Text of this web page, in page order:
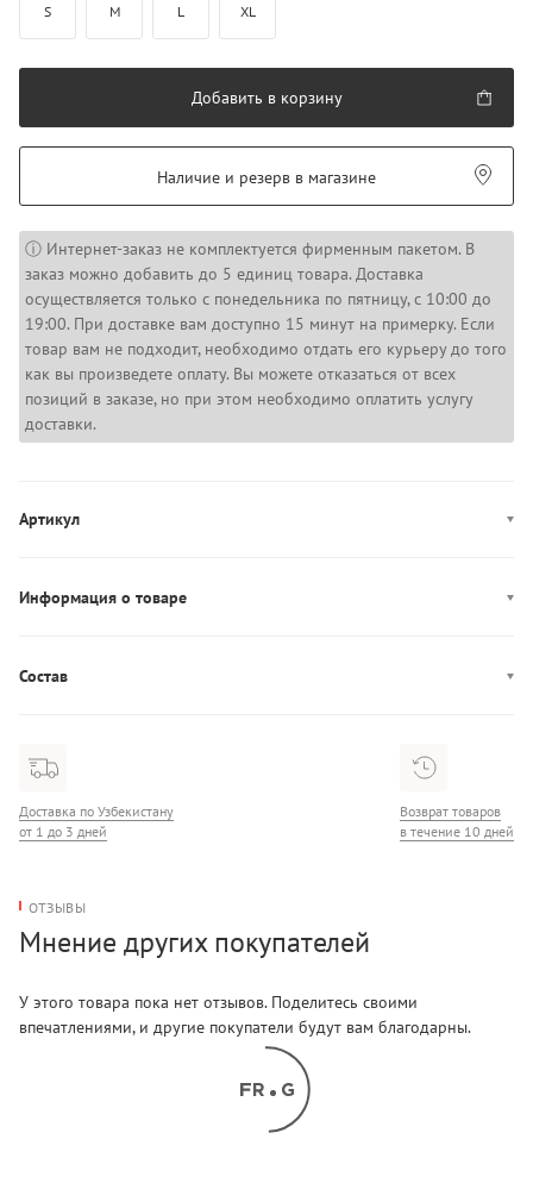
S M L XL
Добавить в корзину
Наличие и резерв в магазине
ⓘ Интернет-заказ не комплектуется фирменным пакетом. В
заказ можно добавить до 5 единиц товара. Доставка
осуществляется только с понедельника по пятницу, с 10:00 до
19:00. При доставке вам доступно 15 минут на примерку. Если
товар вам не подходит, необходимо отдать его курьеру до того
как вы произведете оплату. Вы можете отказаться от всех
позиций в заказе, но при этом необходимо оплатить услугу
доставки.
Артикул
Информация о товаре
Состав
Доставка по Узбекистану
от 1 до 3 дней
Возврат товаров
в течение 10 дней
ОТЗЫВЫ
Мнение других покупателей
У этого товара пока нет отзывов. Поделитесь своими
впечатлениями, и другие покупатели будут вам благодарны.